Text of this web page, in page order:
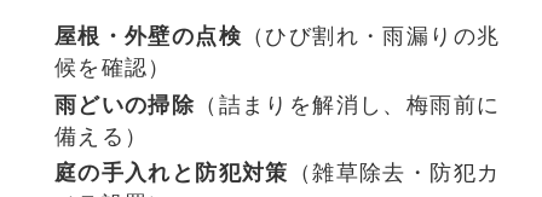
屋根・外壁の点検 （ひび割れ・雨漏りの兆
候を確認）
雨どいの掃除 （詰まりを解消し、梅雨前に
備える）
庭の手入れと防犯対策 （雑草除去・防犯カ